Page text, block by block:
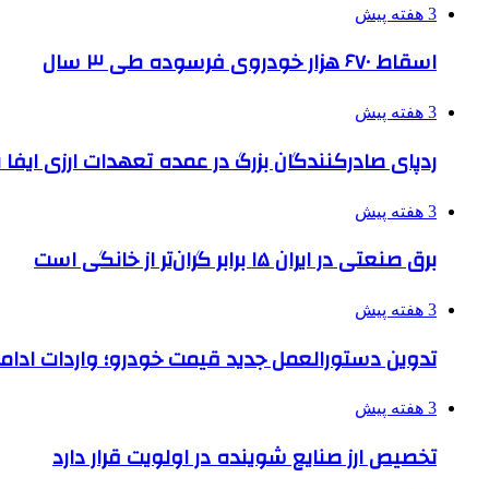
3 هفته پیش
اسقاط ۶۷۰ هزار خودروی فرسوده طی ۳ سال
3 هفته پیش
ردپای صادرکنندگان بزرگ در عمده تعهدات ارزی
3 هفته پیش
برق صنعتی در ایران ۱۵ برابر گران‌تر از خانگی است
3 هفته پیش
تدوین دستورالعمل جدید قیمت خودرو؛ واردات
3 هفته پیش
تخصیص ارز صنایع شوینده در اولویت قرار دارد